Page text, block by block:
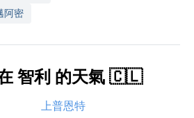
密
智利 的天氣 🇨🇱
上普恩特